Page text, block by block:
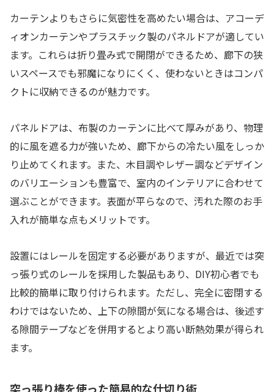
カーテンよりもさらに気密性を高めたい場合は、アコーデ
ィオンカーテンやプラスチック製のパネルドアが適してい
ます。これらは折り畳み式で開閉ができるため、廊下の狭
いスペースでも邪魔になりにくく、使わないときはコンパ
クトに収納できるのが魅力です。
パネルドアは、布製のカーテンに比べて厚みがあり、物理
的に風を遮る力が強いため、廊下からの冷たい風をしっか
り止めてくれます。また、木目調やレザー調などデザイン
のバリエーションも豊富で、室内のインテリアに合わせて
選ぶことができます。表面が平らなので、汚れた際のお手
入れが簡単な点もメリットです。
設置にはレールを固定する必要がありますが、最近では突
っ張り式のレールを採用した製品もあり、DIY初心者でも
比較的簡単に取り付けられます。ただし、完全に密閉する
わけではないため、上下の隙間が気になる場合は、後述す
る隙間テープなどを併用するとより高い断熱効果が得られ
ます。
突っ張り棒を使った簡易的な仕切り術